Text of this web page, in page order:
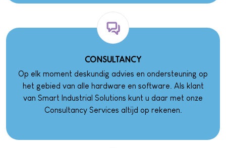
CONSULTANCY
Op elk moment deskundig advies en ondersteuning op
het gebied van alle hardware en software. Als klant
van Smart Industrial Solutions kunt u daar met onze
Consultancy Services altijd op rekenen.